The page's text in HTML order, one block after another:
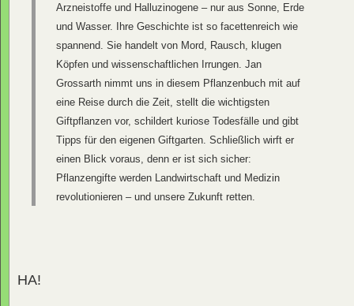
Arzneistoffe und Halluzinogene – nur aus Sonne, Erde
und Wasser. Ihre Geschichte ist so facettenreich wie
spannend. Sie handelt von Mord, Rausch, klugen
Köpfen und wissenschaftlichen Irrungen. Jan
Grossarth nimmt uns in diesem Pflanzenbuch mit auf
eine Reise durch die Zeit, stellt die wichtigsten
Giftpflanzen vor, schildert kuriose Todesfälle und gibt
Tipps für den eigenen Giftgarten. Schließlich wirft er
einen Blick voraus, denn er ist sich sicher:
Pflanzengifte werden Landwirtschaft und Medizin
revolutionieren – und unsere Zukunft retten.
HA!